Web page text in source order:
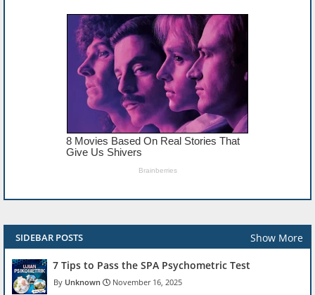
SIDEBAR POSTS Show More
7 Tips to Pass the SPA Psychometric Test
Unknown November 16, 2025